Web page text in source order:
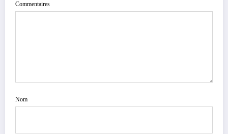
Commentaires
Nom